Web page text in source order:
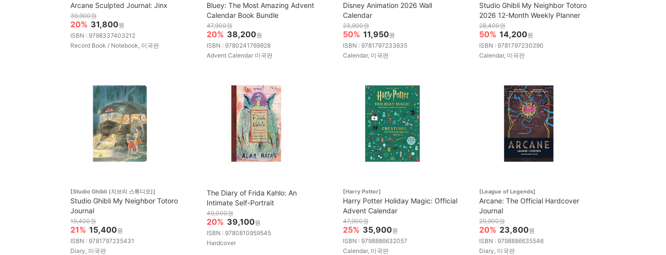
Arcane Sculpted Journal: Jinx
39,900원
20% 31,800원
ISBN : 9798337403212
Record Book / Notebook, 미국판
Bluey: The Most Amazing Advent
Calendar Book Bundle
47,900원
20% 38,200원
ISBN : 9780241769928
Advent Calendar 미국판
Disney Animation 2026 Wall
Calendar
23,900원
50% 11,950원
ISBN : 9781797233635
Calendar, 미국판
Studio Ghibli My Neighbor Totoro
2026 12-Month Weekly Planner
28,400원
50% 14,200원
ISBN : 9781797230290
Calendar, 미국판
[Studio Ghibli (지브리 스튜디오)]
Studio Ghibli My Neighbor Totoro
Journal
19,400원
21% 15,400원
ISBN : 9781797235431
Diary, 미국판
The Diary of Frida Kahlo: An
Intimate Self-Portrait
49,000원
20% 39,100원
ISBN : 9780810959545
Hardcover
[Harry Potter]
Harry Potter Holiday Magic: Official
Advent Calendar
47,900원
25% 35,900원
ISBN : 9798886632057
Calendar, 미국판
[League of Legends]
Arcane: The Official Hardcover
Journal
29,900원
20% 23,800원
ISBN : 9798886635546
Diary, 미국판